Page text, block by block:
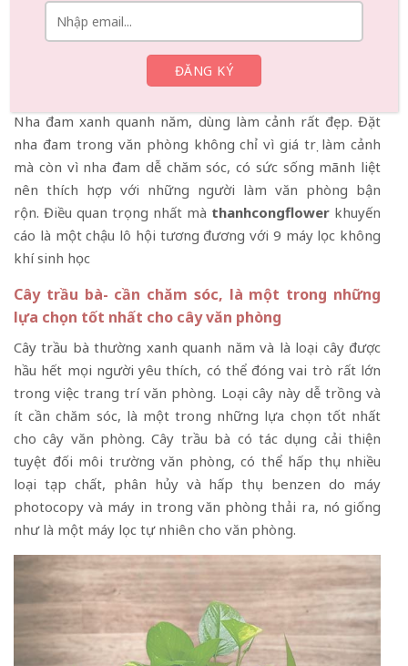
Cây lô hội- giá trị làm cảnh và dễ chăm sóc
Nha đam xanh quanh năm, dùng làm cảnh rất đẹp. Đặt
nha đam trong văn phòng không chỉ vì giá trị làm cảnh
mà còn vì nha đam dễ chăm sóc, có sức sống mãnh liệt
nên thích hợp với những người làm văn phòng bận
rộn. Điều quan trọng nhất mà thanhcongflower khuyến
cáo là một chậu lô hội tương đương với 9 máy lọc không
khí sinh học
Cây trầu bà- cần chăm sóc, là một trong những
lựa chọn tốt nhất cho cây văn phòng
Cây trầu bà thường xanh quanh năm và là loại cây được
hầu hết mọi người yêu thích, có thể đóng vai trò rất lớn
trong việc trang trí văn phòng. Loại cây này dễ trồng và
ít cần chăm sóc, là một trong những lựa chọn tốt nhất
cho cây văn phòng. Cây trầu bà có tác dụng cải thiện
tuyệt đối môi trường văn phòng, có thể hấp thụ nhiều
loại tạp chất, phân hủy và hấp thụ benzen do máy
photocopy và máy in trong văn phòng thải ra, nó giống
như là một máy lọc tự nhiên cho văn phòng.